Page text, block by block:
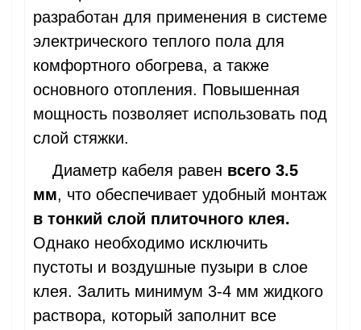
разработан для применения в системе
электрического теплого пола для
комфортного обогрева, а также
основного отопления. Повышенная
мощность позволяет использовать под
слой стяжки.
Диаметр кабеля равен всего 3.5
мм, что обеспечивает удобный монтаж
в тонкий слой плиточного клея.
Однако необходимо исключить
пустоты и воздушные пузыри в слое
клея. Залить минимум 3-4 мм жидкого
раствора, который заполнит все